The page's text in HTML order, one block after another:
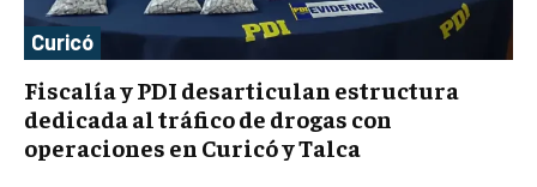
Curicó
Fiscalía y PDI desarticulan estructura
dedicada al tráfico de drogas con
operaciones en Curicó y Talca